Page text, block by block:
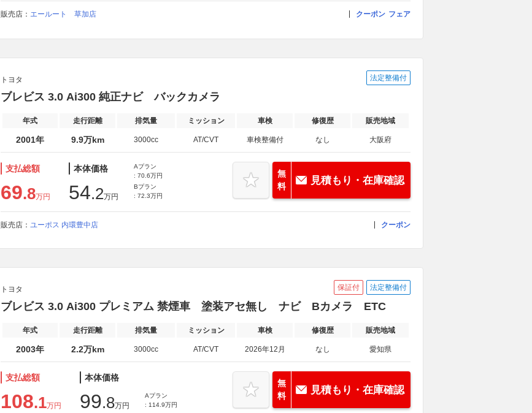
販売店： エールート 草加店 クーポン フェア
トヨタ 法定整備付
ブレビス 3.0 Ai300 純正ナビ バックカメラ
年式 走行距離 排気量 ミッション 車検 修復歴 販売地域
2001年 9.9万km 3000cc AT/CVT 車検整備付 なし 大阪府
支払総額
69.8万円
本体価格
54.2万円
Aプラン
: 70.6万円
Bプラン
: 72.3万円
無
料
見積もり・在庫確認
販売店： ユーポス 内環豊中店 クーポン
トヨタ 保証付 法定整備付
ブレビス 3.0 Ai300 プレミアム 禁煙車 塗装アセ無し ナビ Bカメラ ETC
年式 走行距離 排気量 ミッション 車検 修復歴 販売地域
2003年 2.2万km 3000cc AT/CVT 2026年12月 なし 愛知県
支払総額
108.1万円
本体価格
99.8万円
Aプラン
: 114.9万円
無
料
見積もり・在庫確認